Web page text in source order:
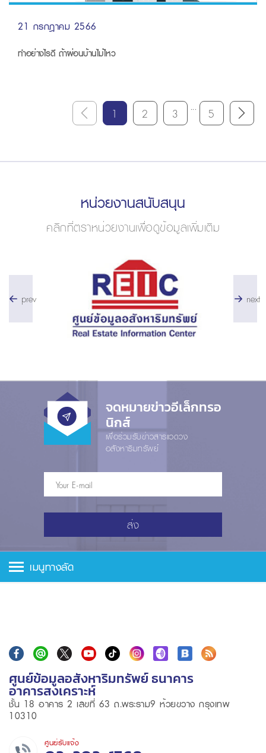
21 กรกฎาคม 2566
ทำอย่างไรดี ถ้าผ่อนบ้านไม่ไหว
1 2 3 ... 5
หน่วยงานสนับสนุน
คลิกที่ตราหน่วยงานเพื่อดูข้อมูลเพิ่มเติม
prev next
จดหมายข่าวอีเล็กทรอ
นิกส์
เพื่อร่วมรับข่าวสารแวดวง
อสังหาริมทรัพย์
ส่ง
เมนูทางลัด
ศูนย์ข้อมูลอสังหาริมทรัพย์ ธนาคาร
อาคารสงเคราะห์
ชั้น 18 อาคาร 2 เลขที่ 63 ถ.พระราม9 ห้วยขวาง กรุงเทพ
10310
ศูนย์รับแจ้ง